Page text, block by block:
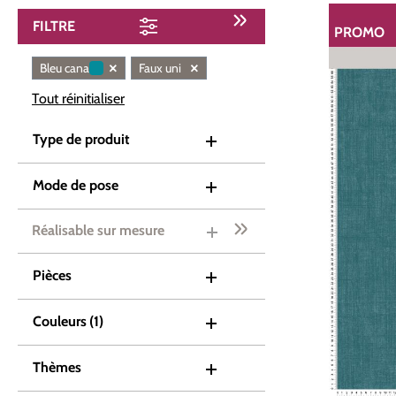
FILTRE
Bleu canard × Faux uni ×
Tout réinitialiser
Type de produit
Mode de pose
Réalisable sur mesure
Pièces
Couleurs (1)
Thèmes
PROMO